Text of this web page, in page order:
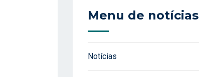
Menu de notícias
Notícias